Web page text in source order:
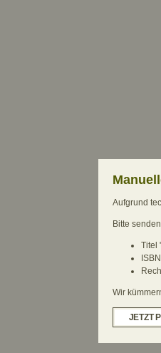
Aufgrund
Bitte
Titel
ISBN
Wir
JETZT